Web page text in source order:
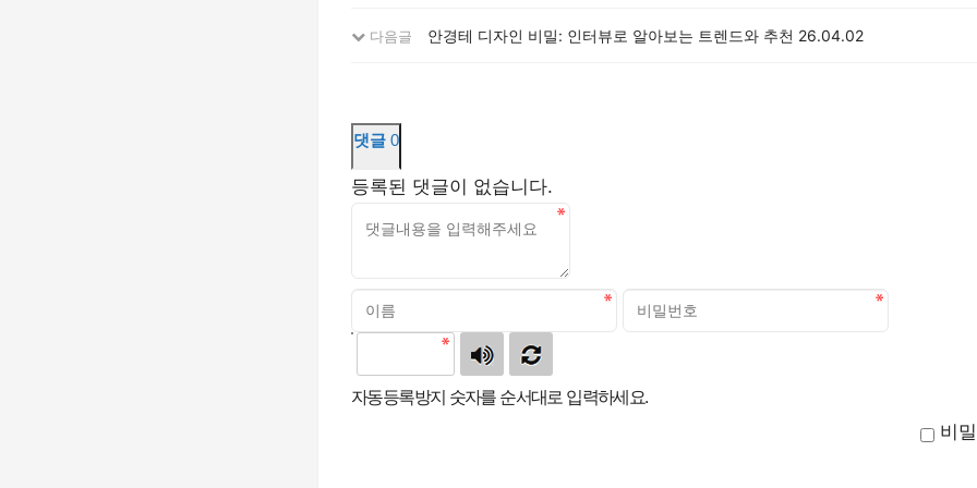
다음글 안경테 디자인 비밀: 인터뷰로 알아보는 트렌드와 추천 26.04.02
댓글 0
등록된 댓글이 없습니다.
자동등록방지 숫자를 순서대로 입력하세요.
비